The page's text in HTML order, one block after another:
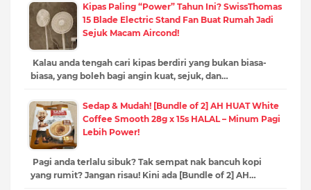
Kipas Paling “Power” Tahun Ini? SwissThomas
15 Blade Electric Stand Fan Buat Rumah Jadi
Sejuk Macam Aircond!
Kalau anda tengah cari kipas berdiri yang bukan biasa-
biasa, yang boleh bagi angin kuat, sejuk, dan…
Sedap & Mudah! [Bundle of 2] AH HUAT White
Coffee Smooth 28g x 15s HALAL – Minum Pagi
Lebih Power!
Pagi anda terlalu sibuk? Tak sempat nak bancuh kopi
yang rumit? Jangan risau! Kini ada [Bundle of 2] AH…